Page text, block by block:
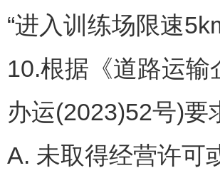
“进入训练场限速
10.根据《道路运
办运(2023)52号)
A. 未取得经营许可